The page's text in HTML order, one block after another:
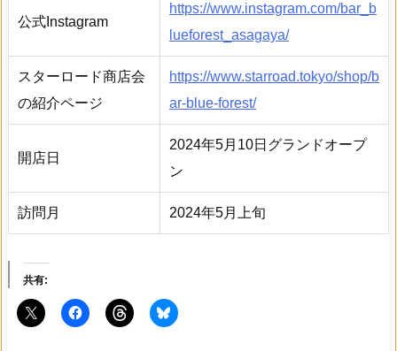
公式Instagram
https://www.instagram.com/bar_b
lueforest_asagaya/
スターロード商店会
の紹介ページ
https://www.starroad.tokyo/shop/b
ar-blue-forest/
開店日
2024年5月10日グランドオープ
ン
訪問月 2024年5月上旬
共有: